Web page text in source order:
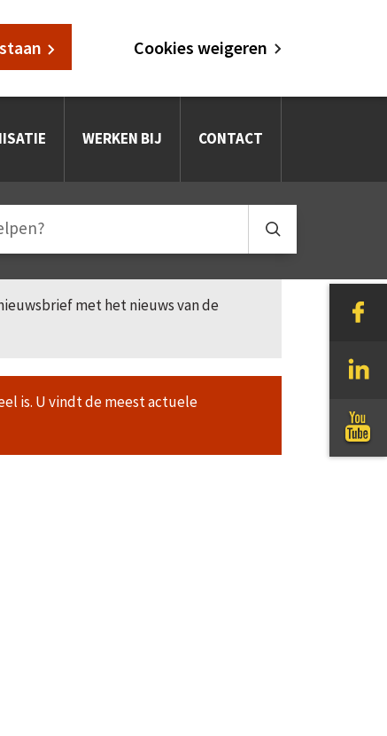
Cookies weigeren
WERKEN BIJ CONTACT
met het nieuws van de
is. U vindt de meest actuele